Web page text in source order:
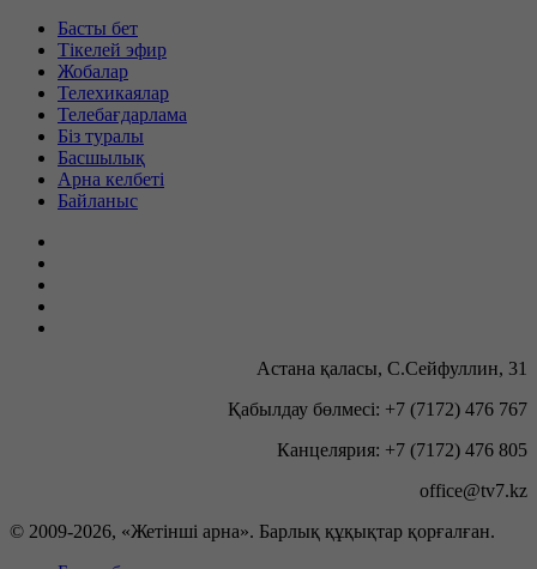
Басты бет
Тікелей эфир
Жобалар
Телехикаялар
Телебағдарлама
Біз туралы
Басшылық
Арна келбеті
Байланыс
Астана қаласы, С.Сейфуллин, 31
Қабылдау бөлмесі: +7 (7172) 476 767
Канцелярия: +7 (7172) 476 805
office@tv7.kz
© 2009-2026, «Жетінші арна». Барлық құқықтар қорғалған.